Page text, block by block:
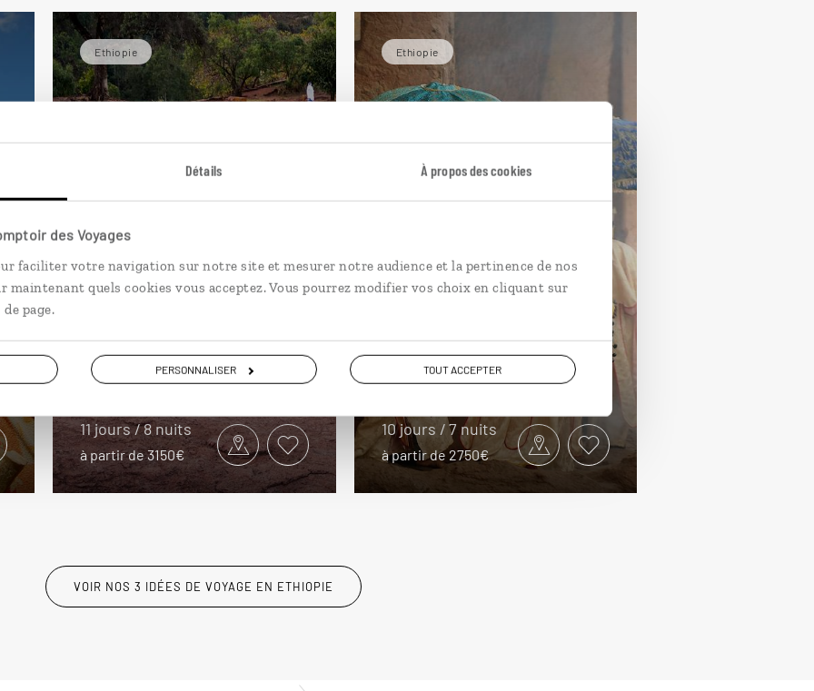
Détails À propos des cookies
des Voyages
faciliter votre navigation sur notre site et mesurer notre audience et la pertinence de nos
maintenant quels cookies vous acceptez. Vous pourrez modifier vos choix en cliquant sur
page.
PERSONNALISER TOUT ACCEPTER
Ethiopie
Il était une fois en
Abyssinie...
Circuit dans le Nord de l’Éthiopie :
Axoum, Mekele, Lalibela…
11 jours / 8 nuits
à partir de 3150€
Ethiopie
Chez la reine de
Saba
Circuit dans le Nord de l’Éthiopie :
Gondar, Lalibela, Axoum…
10 jours / 7 nuits
à partir de 2750€
VOIR NOS 3 IDÉES DE VOYAGE EN ETHIOPIE